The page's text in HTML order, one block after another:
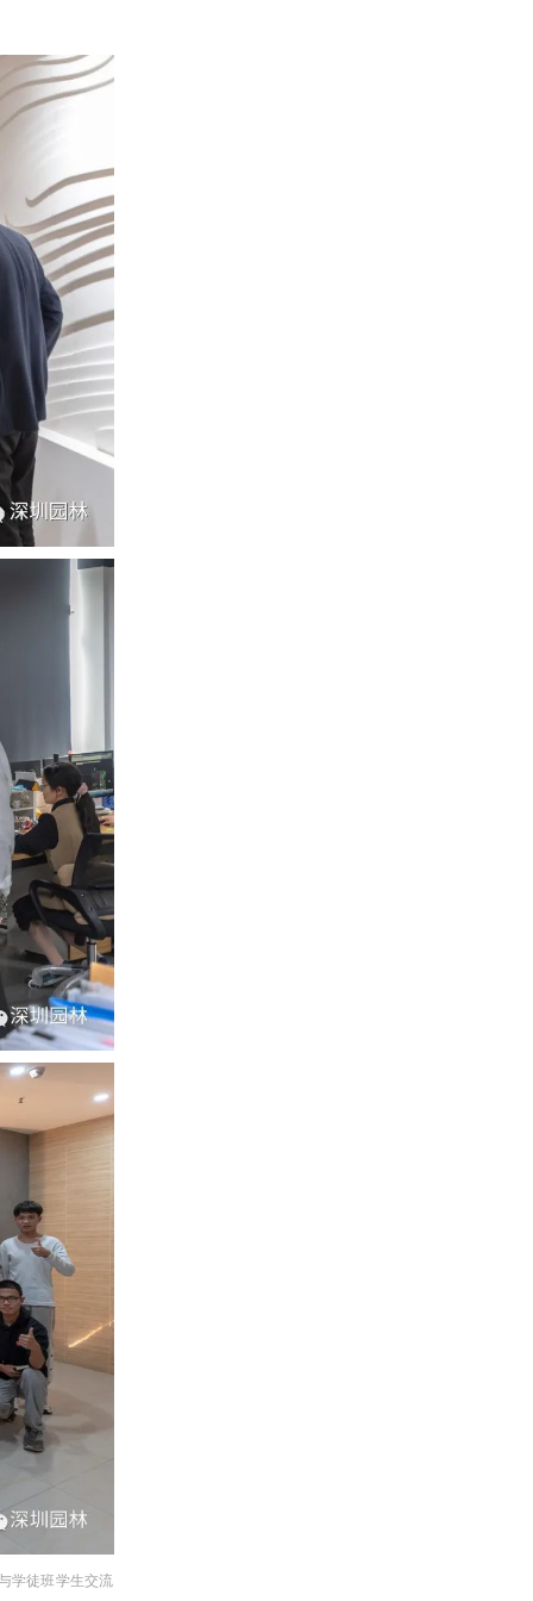
学徒班学生交流